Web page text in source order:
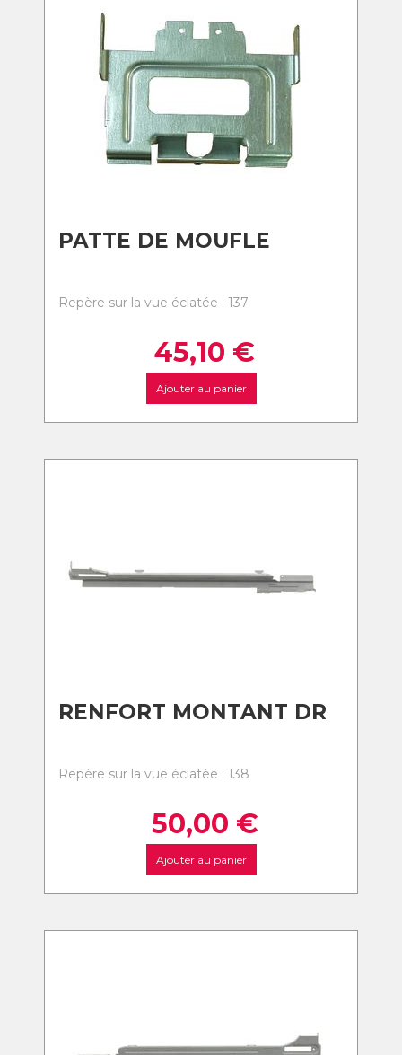
PATTE DE MOUFLE
Repère sur la vue éclatée : 137
45,10 €
Ajouter au panier
RENFORT MONTANT DR
Repère sur la vue éclatée : 138
50,00 €
Ajouter au panier